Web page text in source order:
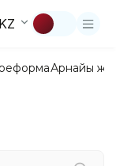
KZ
Арнайы